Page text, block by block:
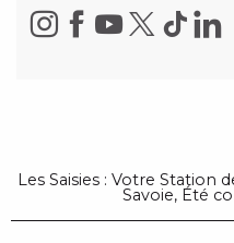
Les Saisies : Votre Station
Savoie, Été